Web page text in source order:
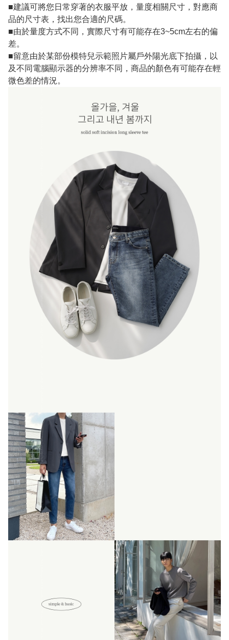
■建議可將您日常穿著的衣服平放，量度相關尺寸，對應商
品的尺寸表，找出您合適的尺碼。
■由於量度方式不同，實際尺寸有可能存在3~5cm左右的偏
差。
■留意由於某部份模特兒示範照片屬戶外陽光底下拍攝，以
及不同電腦顯示器的分辨率不同，商品的顏色有可能存在輕
微色差的情況。